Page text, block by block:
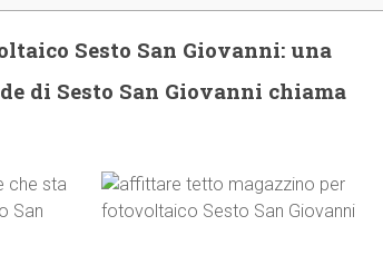
Sesto San Giovanni: una
di Sesto San Giovanni chiama
che sta
San